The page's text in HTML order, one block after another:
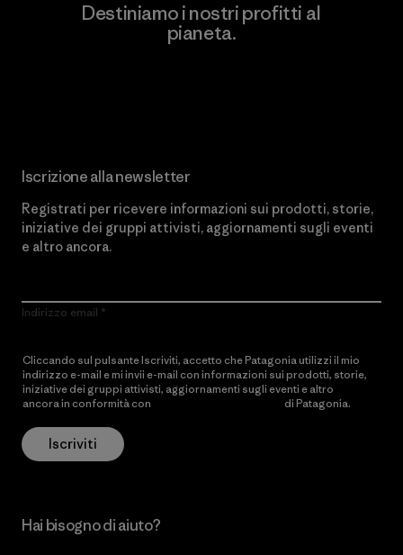
Destiniamo i nostri profitti al
pianeta.
Iscrizione alla newsletter
Registrati per ricevere informazioni sui prodotti, storie,
iniziative dei gruppi attivisti, aggiornamenti sugli eventi
e altro ancora.
Indirizzo email
Cliccando sul pulsante Iscriviti, accetto che Patagonia utilizzi il mio
indirizzo e-mail e mi invii e-mail con informazioni sui prodotti, storie,
iniziative dei gruppi attivisti, aggiornamenti sugli eventi e altro
ancora in conformità con
di Patagonia.
Iscriviti
Hai bisogno di aiuto?